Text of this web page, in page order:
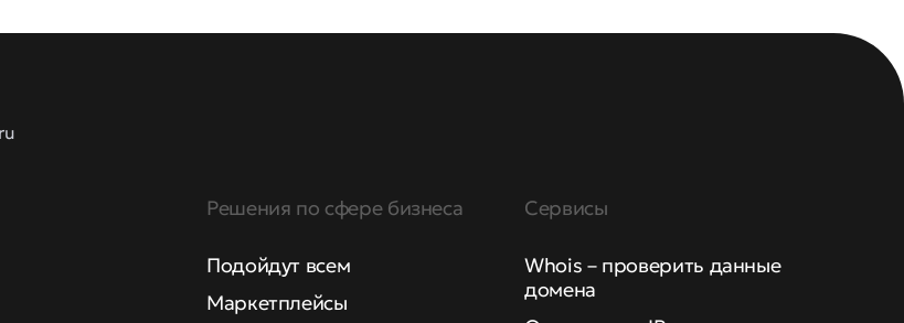
Решения по сфере бизнеса
Подойдут всем
Маркетплейсы
Сервисы
Whois – проверить данные
домена